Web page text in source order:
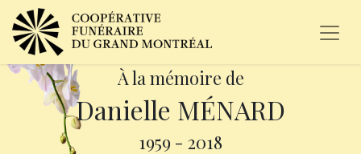
À la mémoire de
Danielle MÉNARD
1959 - 2018